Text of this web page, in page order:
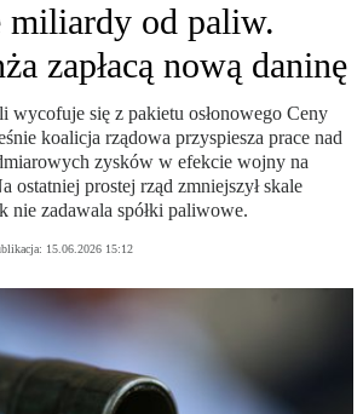
miliardy od paliw.
zapłacą nową daninę
wycofuje się z pakietu osłonowego Ceny
koalicja rządowa przyspiesza prace nad
zysków w efekcie wojny na
ostatniej prostej rząd zmniejszył skale
nie zadawala spółki paliwowe.
15.06.2026 15:12